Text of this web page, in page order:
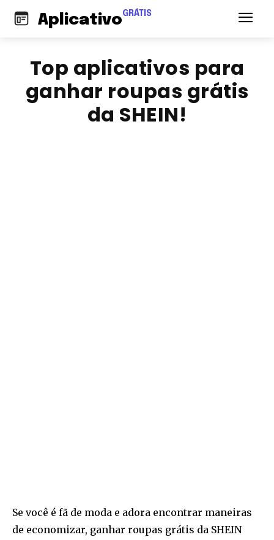
AplicativoGRÁTIS
Top aplicativos para
ganhar roupas grátis
da SHEIN!
Se você é fã de moda e adora encontrar maneiras
de economizar, ganhar roupas grátis da SHEIN